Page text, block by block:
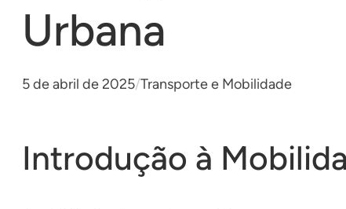
Urbana
5 de abril de 2025/Transporte e Mobilidade
Introdução à